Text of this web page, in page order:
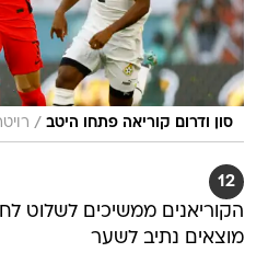
סון ודרום קוריאה פתחו היטב /
12
הקוריאנים ממשיכים לשלוט
מוצאים נתיב לשער